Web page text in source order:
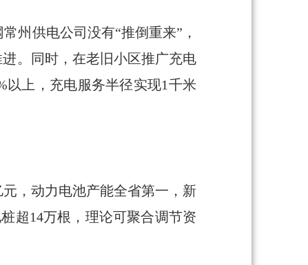
州供电公司没有“推倒重来”，
。同时，在老旧小区推广充电
以上，充电服务半径实现1千米
，动力电池产能全省第一，新
超14万根，理论可聚合调节资